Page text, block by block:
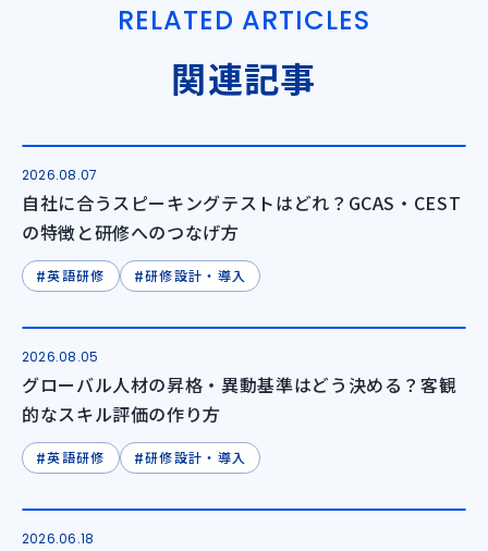
RELATED ARTICLES
関連記事
2026.08.07
自社に合うスピーキングテストはどれ？GCAS・CEST
の特徴と研修へのつなげ方
#英語研修 #研修設計・導入
2026.08.05
グローバル人材の昇格・異動基準はどう決める？客観
的なスキル評価の作り方
#英語研修 #研修設計・導入
2026.06.18